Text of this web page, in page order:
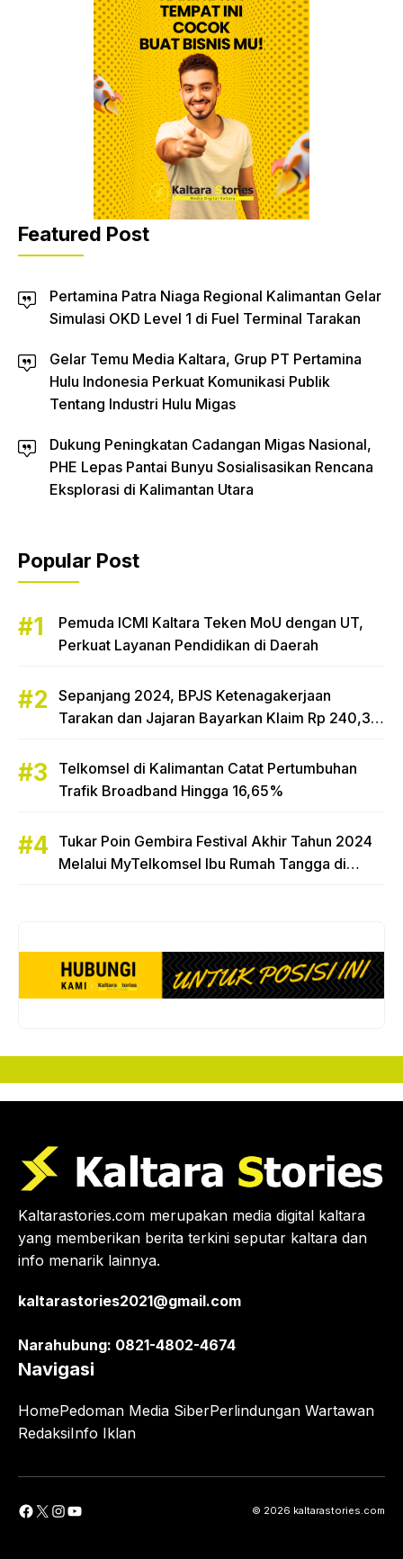
Featured Post
Pertamina Patra Niaga Regional Kalimantan Gelar
Simulasi OKD Level 1 di Fuel Terminal Tarakan
Gelar Temu Media Kaltara, Grup PT Pertamina
Hulu Indonesia Perkuat Komunikasi Publik
Tentang Industri Hulu Migas
Dukung Peningkatan Cadangan Migas Nasional,
PHE Lepas Pantai Bunyu Sosialisasikan Rencana
Eksplorasi di Kalimantan Utara
Popular Post
Pemuda ICMI Kaltara Teken MoU dengan UT,
Perkuat Layanan Pendidikan di Daerah
Sepanjang 2024, BPJS Ketenagakerjaan
Tarakan dan Jajaran Bayarkan Klaim Rp 240,3
Telkomsel di Kalimantan Catat Pertumbuhan
Trafik Broadband Hingga 16,65%
Tukar Poin Gembira Festival Akhir Tahun 2024
Melalui MyTelkomsel Ibu Rumah Tangga di
Kaltarastories.com merupakan media digital kaltara
yang memberikan berita terkini seputar kaltara dan
info menarik lainnya.
kaltarastories2021@gmail.com
Narahubung: 0821-4802-4674
Navigasi
HomePedoman Media SiberPerlindungan Wartawan
RedaksiInfo Iklan
Facebook
X Instagram
YouTube © 2026 kaltarastories.com